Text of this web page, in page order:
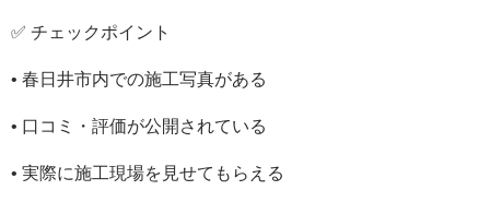
✅ チェックポイント
• 春日井市内での施工写真がある
• 口コミ・評価が公開されている
• 実際に施工現場を見せてもらえる